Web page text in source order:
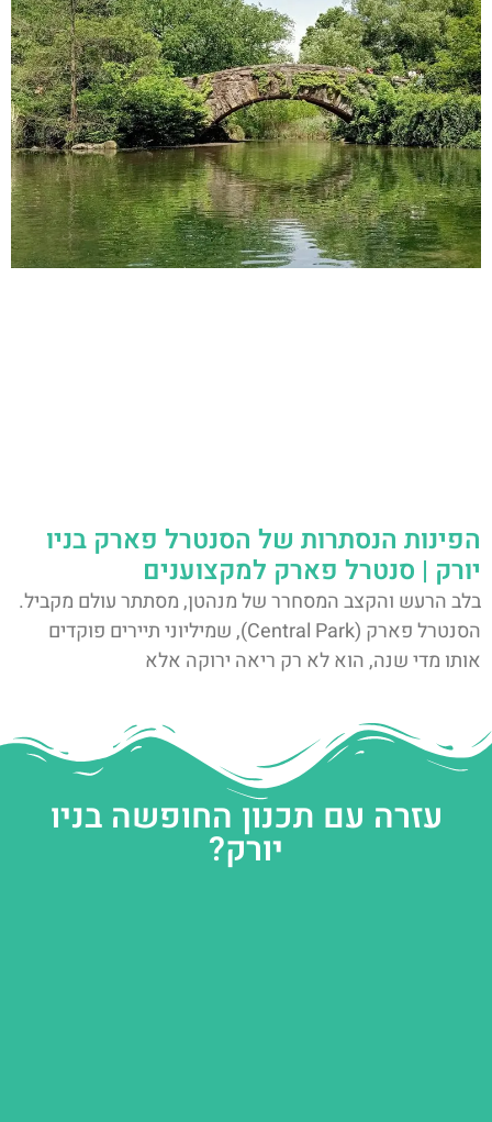
הפינות הנסתרות של הסנטרל פארק בניו
יורק | סנטרל פארק למקצוענים
בלב הרעש והקצב המסחרר של מנהטן, מסתתר עולם מקביל.
הסנטרל פארק (Central Park), שמיליוני תיירים פוקדים
אותו מדי שנה, הוא לא רק ריאה ירוקה אלא
עזרה עם תכנון החופשה בניו
יורק?